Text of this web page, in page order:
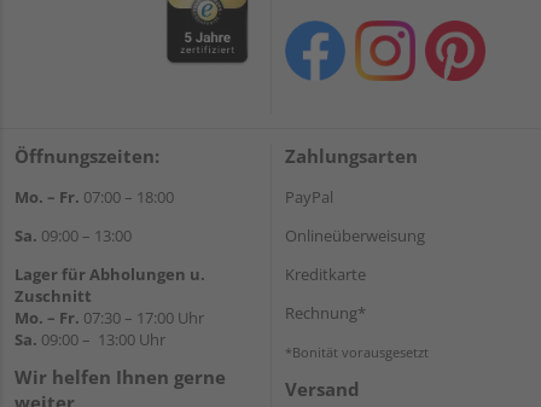
Öffnungszeiten:
Mo. – Fr. 07:00 – 18:00
Sa. 09:00 – 13:00
Lager für Abholungen u.
Zuschnitt
Mo. – Fr. 07:30 – 17:00 Uhr
Sa. 09:00 – 13:00 Uhr
Wir helfen Ihnen gerne
weiter
Zahlungsarten
PayPal
Onlineüberweisung
Kreditkarte
Rechnung*
*Bonität vorausgesetzt
Versand